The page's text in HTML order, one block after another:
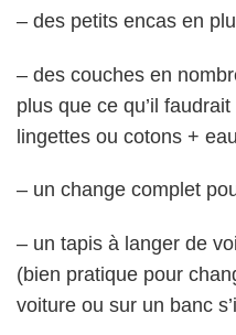
– des petits encas en
– des couches en
plus que ce qu’il
lingettes ou cotons + eau
– un change complet
– un tapis à langer de
(bien pratique pour
voiture ou sur un banc